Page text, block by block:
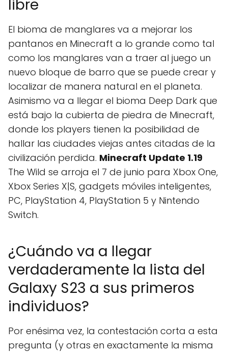
libre
El bioma de manglares va a mejorar los
pantanos en Minecraft a lo grande como tal
como los manglares van a traer al juego un
nuevo bloque de barro que se puede crear y
localizar de manera natural en el planeta.
Asimismo va a llegar el bioma Deep Dark que
está bajo la cubierta de piedra de Minecraft,
donde los players tienen la posibilidad de
hallar las ciudades viejas antes citadas de la
civilización perdida. Minecraft Update 1.19
The Wild se arroja el 7 de junio para Xbox One,
Xbox Series X|S, gadgets móviles inteligentes,
PC, PlayStation 4, PlayStation 5 y Nintendo
Switch.
¿Cuándo va a llegar
verdaderamente la lista del
Galaxy S23 a sus primeros
individuos?
Por enésima vez, la contestación corta a esta
pregunta (y otras en exactamente la misma